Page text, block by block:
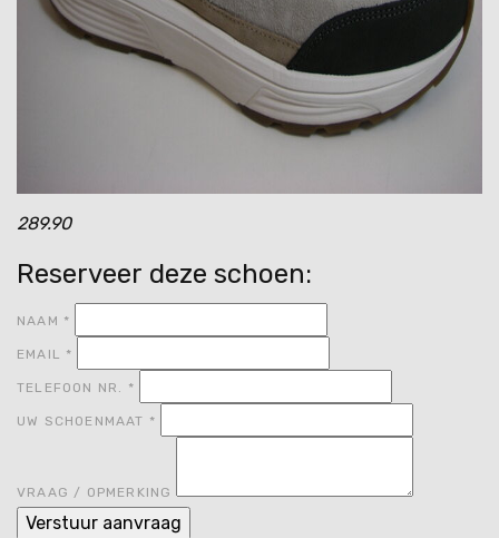
289.90
Reserveer deze schoen:
NAAM *
EMAIL *
TELEFOON NR. *
UW SCHOENMAAT *
VRAAG / OPMERKING